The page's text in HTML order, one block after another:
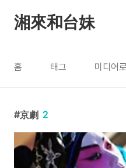
湘來和台妹
홈 태그 미디어
京劇 2